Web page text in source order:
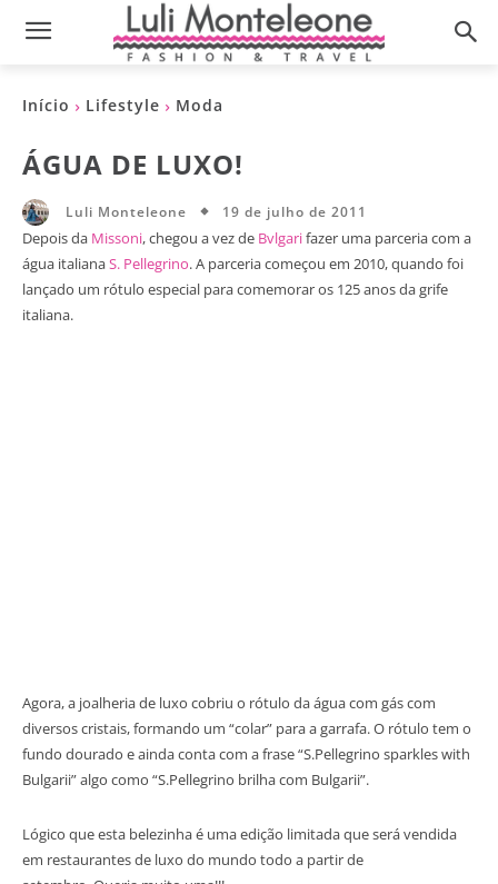
Início Lifestyle Moda
ÁGUA DE LUXO!
Luli Monteleone 19 de julho de 2011
Depois da Missoni, chegou a vez de Bvlgarifazer uma parceria com a
água italianaS. Pellegrino. A parceria começou em 2010, quando foi
lançado um rótulo especial para comemorar os 125 anos da grife
italiana.
Agora, a joalheria de luxo cobriu o rótulo da água com gás com
diversos cristais, formando um “colar” para a garrafa. O rótulo tem o
fundo dourado e ainda conta com a frase “S.Pellegrino sparkles with
Bulgarii” algo como “S.Pellegrino brilha com Bulgarii”.
Lógico que esta belezinha é uma edição limitada que será vendida
em restaurantes de luxo do mundo todo a partir de